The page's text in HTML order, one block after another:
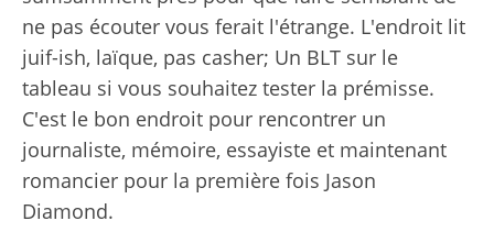
ne pas écouter vous ferait l'étrange. L'endroit lit
juif-ish, laïque, pas casher; Un BLT sur le
tableau si vous souhaitez tester la prémisse.
C'est le bon endroit pour rencontrer un
journaliste, mémoire, essayiste et maintenant
romancier pour la première fois Jason
Diamond.